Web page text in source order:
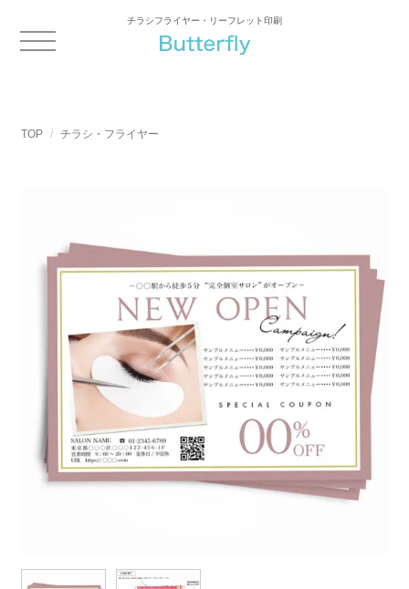
チラシフライヤー・リーフレット印刷
TOP チラシ・フライヤー